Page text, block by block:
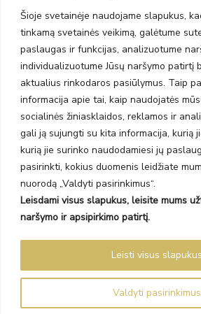
Šioje svetainėje naudojame slapukus,
tinkamą svetainės veikimą, galėtume
paslaugas ir funkcijas, analizuotume
individualizuotume Jūsų naršymo patirtį
aktualius rinkodaros pasiūlymus. Taip
informacija apie tai, kaip naudojatės
socialinės žiniasklaidos, reklamos ir
gali ją sujungti su kita informacija, kurią
kurią jie surinko naudodamiesi jų
pasirinkti, kokius duomenis leidžiate
nuorodą „Valdyti pasirinkimus“.
Leisdami visus slapukus, leisite mums
naršymo ir apsipirkimo patirtį.
Valdyti pasirinkimus
Leisti visus slapukus
PC BIG 2, Klaipėda
Šilutės pl. 35
PC Banginis, Klaipėda
NAUJIENLAIŠKIS
Prenumeruokite ir gaukite pasiūlymus,
leidimo kolekcijas.
SIŲSTI
Auksoklasika.lt © 2026 Visos teisės